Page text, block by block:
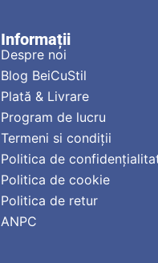
Informații
Despre noi
Blog BeiCuStil
Plată & Livrare
Program de lucru
Termeni si condiții
Politica de
Politica de cookie
Politica de retur
ANPC